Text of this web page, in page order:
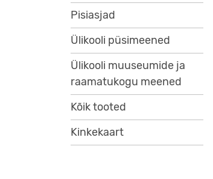
Pisiasjad
Ülikooli püsimeened
Ülikooli muuseumide ja
raamatukogu meened
Kõik tooted
Kinkekaart